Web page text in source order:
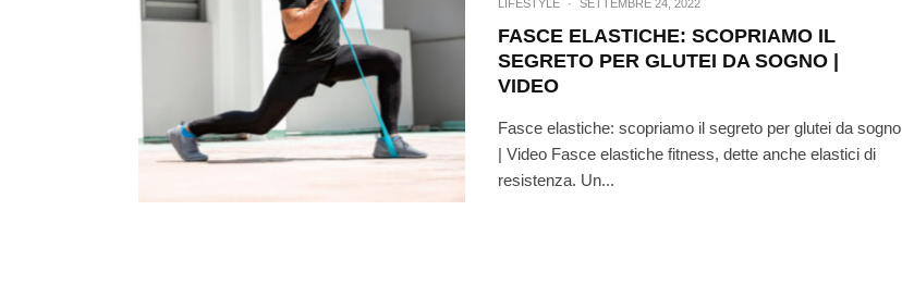
LIFESTYLE · SETTEMBRE 24, 2022
FASCE ELASTICHE: SCOPRIAMO IL
SEGRETO PER GLUTEI DA SOGNO |
VIDEO
Fasce elastiche: scopriamo il segreto per glutei da sogno
| Video Fasce elastiche fitness, dette anche elastici di
resistenza. Un...